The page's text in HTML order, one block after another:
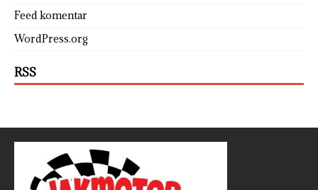
Feed komentar
WordPress.org
RSS